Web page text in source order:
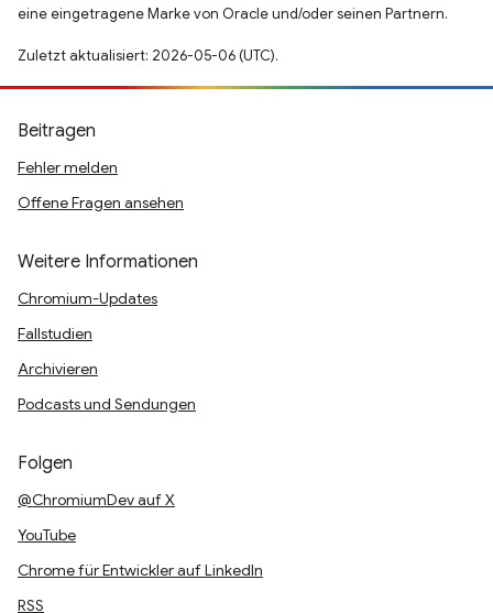
eine eingetragene Marke von Oracle und/oder seinen Partnern.
Zuletzt aktualisiert: 2026-05-06 (UTC).
Beitragen
Fehler melden
Offene Fragen ansehen
Weitere Informationen
Chromium-Updates
Fallstudien
Archivieren
Podcasts und Sendungen
Folgen
@ChromiumDev auf X
YouTube
Chrome für Entwickler auf LinkedIn
RSS